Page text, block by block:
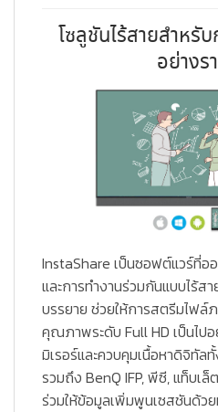
โซลูชันไร้สายสำหรั
อย่างร
InstaShare เป็นซอฟต์แวร์ที่อ
และการทำงานร่วมกันแบบไร้ส
บรรยาย ช่วยให้การสตรีมไฟล์
คุณภาพระดับ Full HD เป็นไป
มิเรอร์และควบคุมเนื้อหาดิจิทั
รวมถึง BenQ IFP, พีซี, แท็บเ
ร่วมให้ข้อมูลเพิ่มพูนเซสชันด้ว